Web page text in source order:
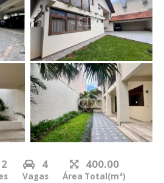
2 4
Vagas
400.00
Área Total(m²)